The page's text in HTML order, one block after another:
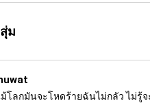
ม
โลกมันจะโหดร้ายฉันไม่กลัว ไม่